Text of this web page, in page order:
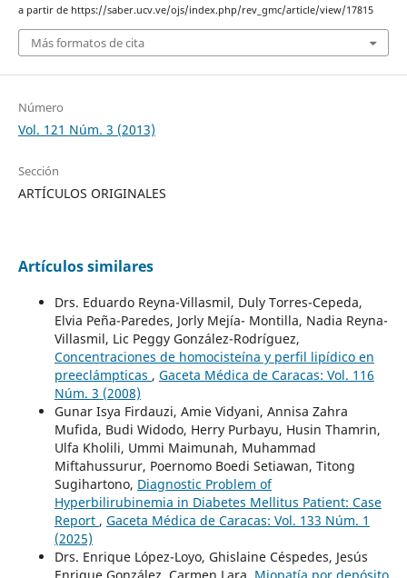
a partir de https://saber.ucv.ve/ojs/index.php/rev_gmc/article/view/17815
Más formatos de cita
Número
Vol. 121 Núm. 3 (2013)
Sección
ARTÍCULOS ORIGINALES
Artículos similares
Drs. Eduardo Reyna-Villasmil, Duly Torres-Cepeda,
Elvia Peña-Paredes, Jorly Mejía- Montilla, Nadia Reyna-
Villasmil, Lic Peggy González-Rodríguez,
Concentraciones de homocisteína y perfil lipídico en
preeclámpticas , Gaceta Médica de Caracas: Vol. 116
Núm. 3 (2008)
Gunar Isya Firdauzi, Amie Vidyani, Annisa Zahra
Mufida, Budi Widodo, Herry Purbayu, Husin Thamrin,
Ulfa Kholili, Ummi Maimunah, Muhammad
Miftahussurur, Poernomo Boedi Setiawan, Titong
Sugihartono, Diagnostic Problem of
Hyperbilirubinemia in Diabetes Mellitus Patient: Case
Report , Gaceta Médica de Caracas: Vol. 133 Núm. 1
(2025)
Drs. Enrique López-Loyo, Ghislaine Céspedes, Jesús
Enrique González, Carmen Lara, Miopatía por depósito